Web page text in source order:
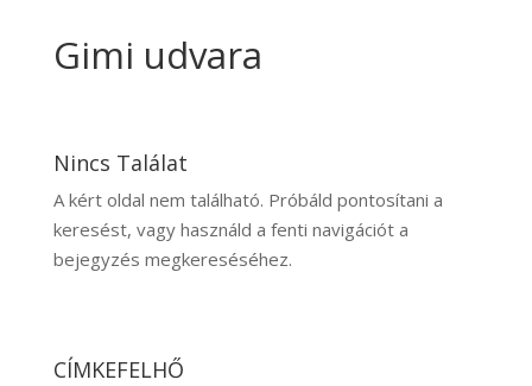
Gimi udvara
Nincs Találat
A kért oldal nem található. Próbáld pontosítani a
keresést, vagy használd a fenti navigációt a
bejegyzés megkereséséhez.
CÍMKEFELHŐ